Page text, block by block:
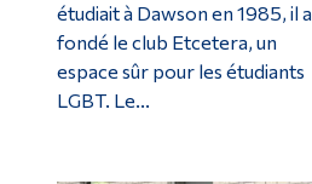
étudiait à Dawson en 1985, il a
fondé le club Etcetera, un
espace sûr pour les étudiants
LGBT. Le...